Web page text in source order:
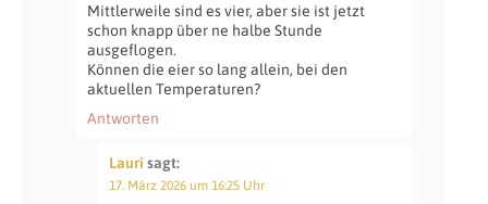
Mittlerweile sind es vier, aber sie ist jetzt
schon knapp über ne halbe Stunde
ausgeflogen.
Können die eier so lang allein, bei den
aktuellen Temperaturen?
Antworten
Lauri sagt:
17. März 2026 um 16:25 Uhr